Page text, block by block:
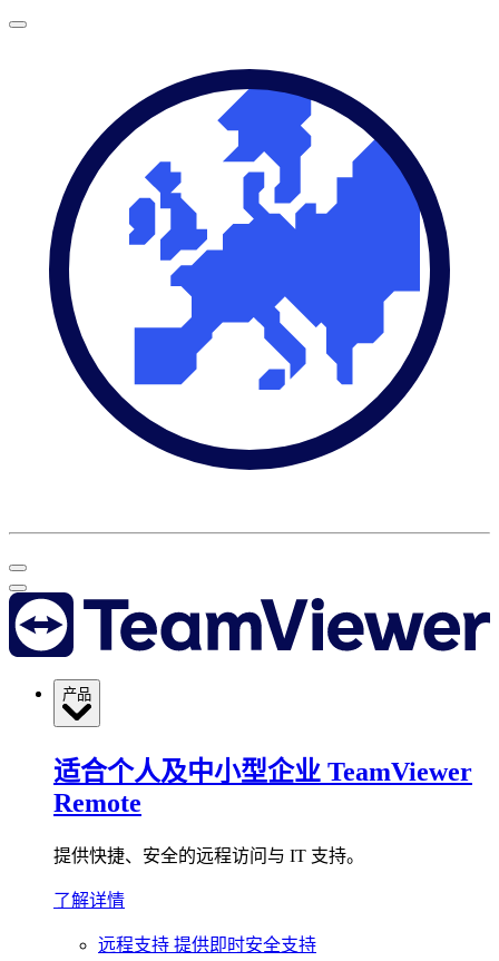
产品
适合个人及中小型企业 TeamViewer
Remote
提供快捷、安全的远程访问与 IT 支持。
了解详情
远程支持 提供即时安全支持